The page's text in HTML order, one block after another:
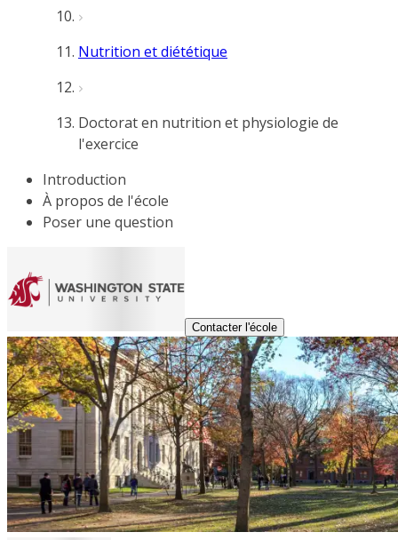
Nutrition et diététique
Doctorat en nutrition et physiologie de
l'exercice
Introduction
À propos de l'école
Poser une question
Contacter l'école